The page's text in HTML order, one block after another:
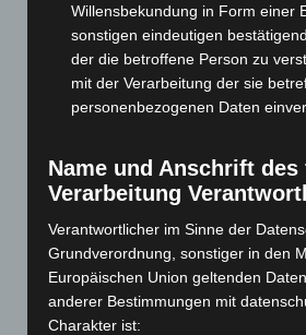
Juli 2024(89)
Juni 2024(107)
Mai 2024(149)
April 2024(102)
Februar 2024(103)
Dezember 2023(130)
November 2023 (130)
Oktober 2023(114)
Willensbekundung in Form einer
sonstigen eindeutigen
der die betroffene Person zu
mit der Verarbeitung der sie
personenbezogenen Daten
Name und Anschrift des
Verarbeitung
Verantwortlicher im Sinne der
Grundverordnung, sonstiger in den
Europäischen Union geltenden
anderer Bestimmungen mit
Charakter ist: